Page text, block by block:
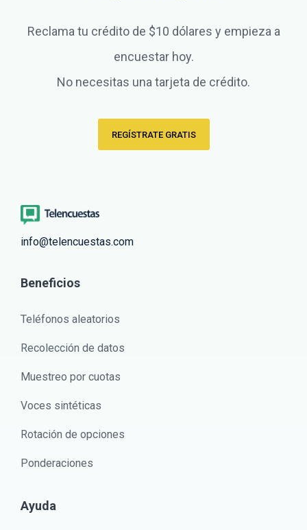
Reclama tu crédito de $10 dólares y empieza a
encuestar hoy.
No necesitas una tarjeta de crédito.
REGÍSTRATE GRATIS
info@telencuestas.com
Beneficios
Teléfonos aleatorios
Recolección de datos
Muestreo por cuotas
Voces sintéticas
Rotación de opciones
Ponderaciones
Ayuda